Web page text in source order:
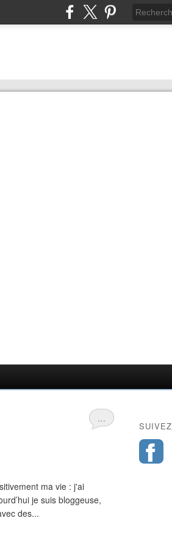
…
ma vie : j'ai
je suis bloggeuse,
des...